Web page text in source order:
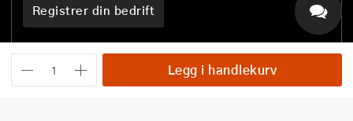
Legg i handlekurv
Registrer din bedrift